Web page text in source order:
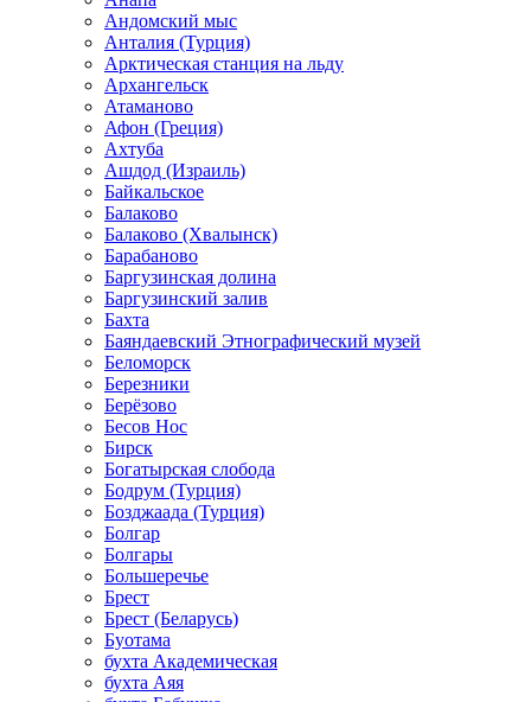
Андомский мыс
Анталия (Турция)
Арктическая станция на льду
Архангельск
Атаманово
Афон (Греция)
Ахтуба
Ашдод (Израиль)
Байкальское
Балаково
Балаково (Хвалынск)
Барабаново
Баргузинская долина
Баргузинский залив
Бахта
Баяндаевский Этнографический музей
Беломорск
Березники
Берёзово
Бесов Нос
Бирск
Богатырская слобода
Бодрум (Турция)
Бозджаада (Турция)
Болгар
Болгары
Большеречье
Брест
Брест (Беларусь)
Буотама
бухта Академическая
бухта Аяя